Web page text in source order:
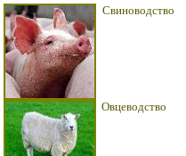
Свиноводство
Овцеводство